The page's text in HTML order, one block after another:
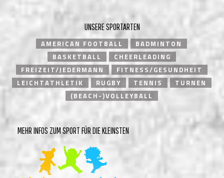
UNSERE SPORTARTEN
AMERICAN FOOTBALL
BADMINTON
BASKETBALL
CHEERLEADING
FREIZEIT/JEDERMANN
FITNESS/GESUNDHEIT
LEICHTATHLETIK
RUGBY TENNIS
TURNEN
(BEACH-)VOLLEYBALL
MEHR INFOS ZUM SPORT FÜR DIE KLEINSTEN